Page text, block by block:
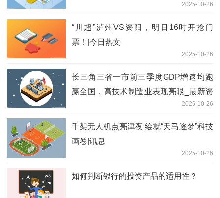
2025-10-26
“川超”泸州VS资阳，明日16时开抢门
票！|今日热文
2025-10-26
长三角三省一市前三季度GDP增速均跑
赢全国，高技术制造业表现亮眼_最新资
2025-10-26
千架无人机点亮津夜 绘就“天马逐梦”科技
画卷|讯息
2025-10-26
如何判断银行的投资产品的适用性？